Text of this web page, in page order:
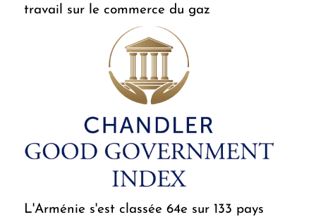
travail sur le commerce du gaz
L'Arménie s'est classée 64e sur 133 pays